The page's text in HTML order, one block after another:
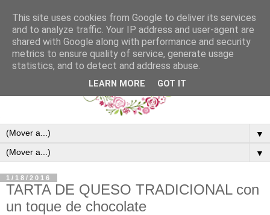
▼
▼
1/18/2016
TARTA DE QUESO TRADICIONAL con
un toque de chocolate
This site uses cookies from Google to deliver its services
and to analyze traffic. Your IP address and user-agent are
shared with Google along with performance and security
metrics to ensure quality of service, generate usage
statistics, and to detect and address abuse.
LEARN MORE GOT IT